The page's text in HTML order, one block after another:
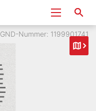
GND-Nummer: 1199901741